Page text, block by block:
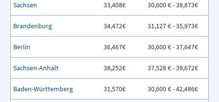
Sachsen
33,408€ 30,600 € - 38,873€
Brandenburg 34,472€ 31,127 € - 35,973€
Berlin 36,467€ 30,600 € - 37,647€
Sachsen-Anhalt 38,252€ 37,528 € - 39,672€
Baden-Württemberg 31,570€ 30,600 € - 42,486€